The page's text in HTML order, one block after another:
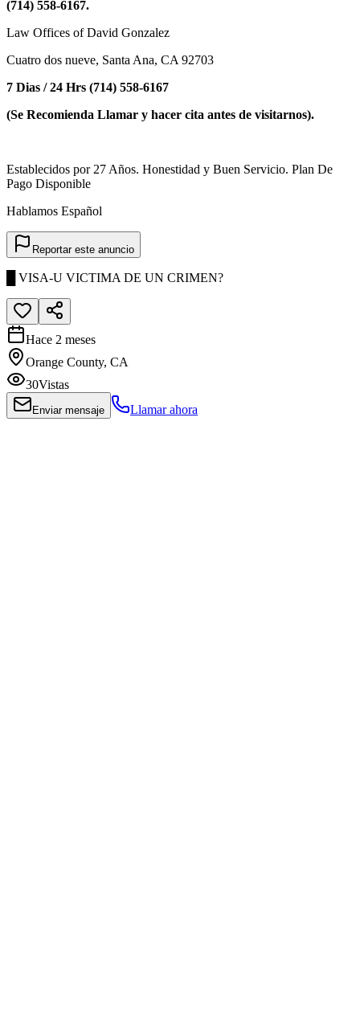
(714) 558-6167.
Law Offices of David Gonzalez
Cuatro dos nueve, Santa Ana, CA 92703
7 Dias / 24 Hrs (714) 558-6167
(Se Recomienda Llamar y hacer cita antes de visitarnos).
Establecidos por 27 Años. Honestidad y Buen Servicio. Plan De
Pago Disponible
Hablamos Español
Reportar este anuncio
█ VISA-U VICTIMA DE UN CRIMEN?
Hace 2 meses
Orange County, CA
30Vistas
Enviar mensaje Llamar ahora